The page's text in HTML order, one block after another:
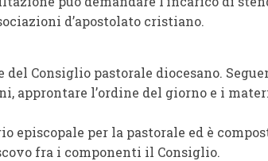
d’apostolato cristiano.
del Consiglio pastorale diocesano.
approntare l’ordine del giorno e i
episcopale per la pastorale ed è
fra i componenti il Consiglio.